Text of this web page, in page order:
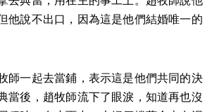
他說不出口，因為這是他們結婚唯一的
師一起去當鋪，表示這是他們共同的決
當後，趙牧師流下了眼淚，知道再也沒